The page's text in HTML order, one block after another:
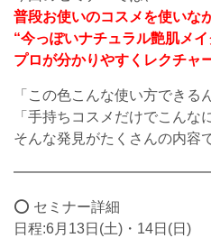
普段お使いのコスメを使いな
“今っぽいナチュラル艶肌メイ
プロが分かりやすくレクチャ
「この色こんな使い方できる
「手持ちコスメだけでこんな
そんな発見がたくさんの内容
⭕️ セミナー詳細
日程:6月13日(土)・14日(日)